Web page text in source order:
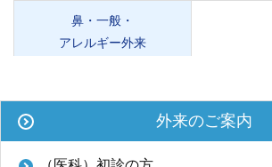
TEL.092-641-1151（代表）
TEL.092-642-5163
鼻・一般・
アレルギー外来
腫瘍外来
（午前のみ）
外来のご案内